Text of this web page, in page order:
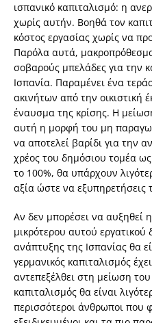
ισπανικό καπιταλισμό: η
χωρίς αυτήν. Βοηθά τον
κόστος εργασίας χωρίς να
Παρόλα αυτά,
σοβαρούς μπελάδες για την
Ισπανία. Παραμένει ένα
ακινήτων από την οικιστική
έναυσμα της κρίσης. Η
αυτή η μορφή του μη
να αποτελεί βαρίδι για την
χρέος του δημόσιου τομέα
το 100%, θα υπάρχουν
αξία ώστε να εξυπηρετήσεις
Αν δεν μπορέσει να αυξηθεί
μικρότερου αυτού
ανάπτυξης της Ισπανίας θα
γερμανικός καπιταλισμός
αντεπεξέλθει στη μείωση
καπιταλισμός θα είναι
περισσότεροι άνθρωποι που